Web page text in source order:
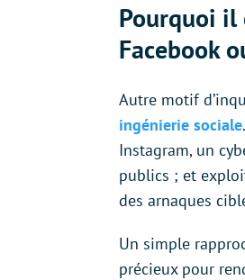
Pourquoi il
Facebook
Autre motif
ingénierie sociale
Instagram, un
publics ; et
des arnaques
Un simple
précieux pour